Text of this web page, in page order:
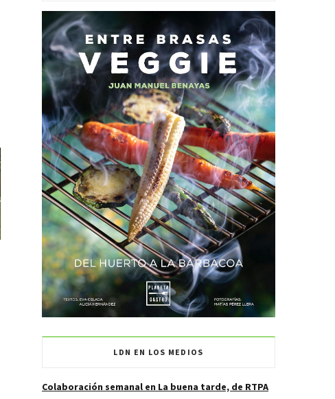
LDN EN LOS MEDIOS
Colaboración semanal en La buena tarde, de RTPA